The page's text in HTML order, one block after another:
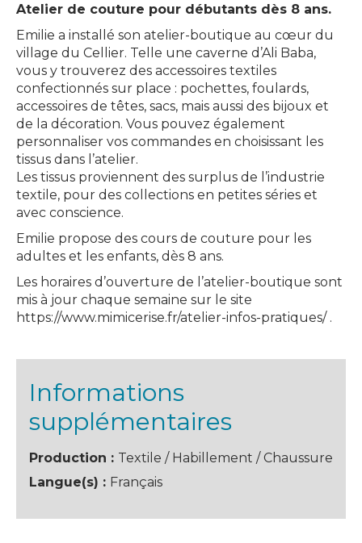
Atelier de couture pour débutants dès 8 ans.
Emilie a installé son atelier-boutique au cœur du
village du Cellier. Telle une caverne d’Ali Baba,
vous y trouverez des accessoires textiles
confectionnés sur place : pochettes, foulards,
accessoires de têtes, sacs, mais aussi des bijoux et
de la décoration. Vous pouvez également
personnaliser vos commandes en choisissant les
tissus dans l’atelier.
Les tissus proviennent des surplus de l’industrie
textile, pour des collections en petites séries et
avec conscience.
Emilie propose des cours de couture pour les
adultes et les enfants, dès 8 ans.
Les horaires d’ouverture de l’atelier-boutique sont
mis à jour chaque semaine sur le site
https://www.mimicerise.fr/atelier-infos-pratiques/ .
Informations
supplémentaires
Production : Textile / Habillement / Chaussure
Langue(s) : Français